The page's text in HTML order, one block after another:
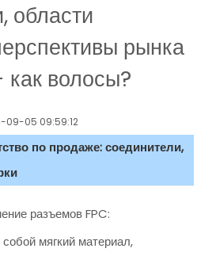
области
рынка
волосы?
09-05 09:59:12
по продаже: соединители,
разъемов FPC:
мягкий материал,